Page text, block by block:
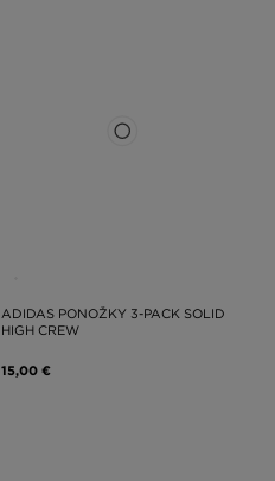
ADIDAS PONOŽKY 3-PACK SOLID
HIGH CREW
15,00 €